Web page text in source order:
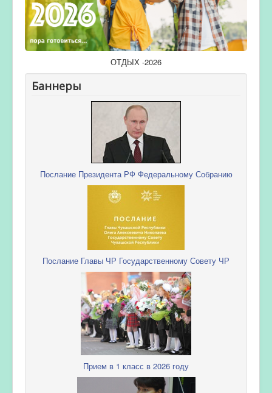
ОТДЫХ -2026
Баннеры
Послание Президента РФ Федеральному Собранию
Послание Главы ЧР Государственному Совету ЧР
Прием в 1 класс в 2026 году